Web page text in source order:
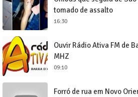
tomado de assalto
16:30
Ouvir Rádio Ativa FM de
MHZ
09:10
Forró de rua em Novo